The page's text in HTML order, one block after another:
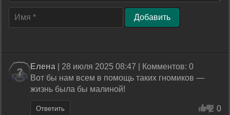
Добавить
Елена | 28 июля 2025 08:47 | Комментов: 0
Вот бы нам всем в помощь таких гномиков —
жизнь была бы малиной!
Ответить 2 0